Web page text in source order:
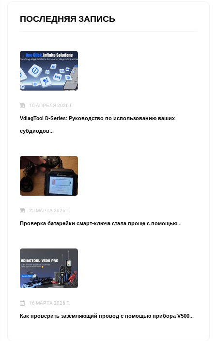
ПОСЛЕДНЯЯ ЗАПИСЬ
10 АПРЕЛЯ 2026 Г.
VdiagTool D-Series: Руководство по использованию ваших
субдиодов...
25 МАРТА 2026 Г.
Проверка батарейки смарт-ключа стала проще с помощью...
16 МАРТА 2026 Г.
Как проверить заземляющий провод с помощью прибора V500...